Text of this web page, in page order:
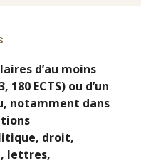
d’au moins
ECTS) ou d’un
notamment dans
droit,
lettres,